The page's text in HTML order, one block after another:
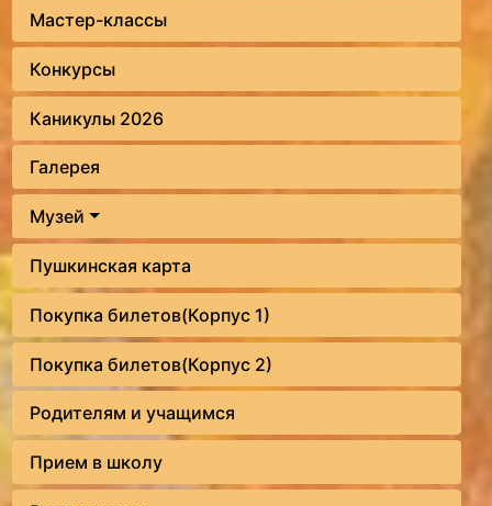
Мастер-классы
Конкурсы
Каникулы 2026
Галерея
Музей
Пушкинская карта
Покупка билетов(Корпус 1)
Покупка билетов(Корпус 2)
Родителям и учащимся
Прием в школу